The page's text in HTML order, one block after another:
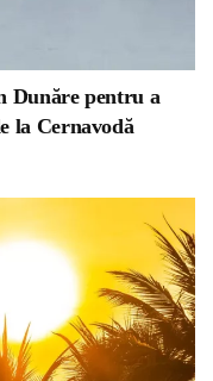
Dunăre pentru a
la Cernavodă